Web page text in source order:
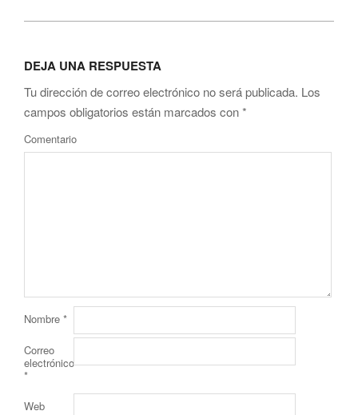
22
DEJA UNA RESPUESTA
Tu dirección de correo electrónico no será publicada. Los
campos obligatorios están marcados con*
Comentario
Nombre *
Correo
electrónico
*
Web